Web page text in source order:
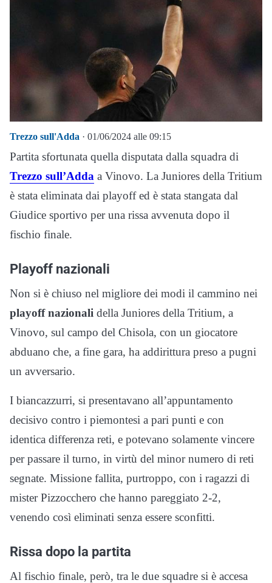
Trezzo sull'Adda · 01/06/2024 alle 09:15
Partita sfortunata quella disputata dalla squadra di
Trezzo sull’Adda a Vinovo. La Juniores della Tritium
è stata eliminata dai playoff ed è stata stangata dal
Giudice sportivo per una rissa avvenuta dopo il
fischio finale.
Playoff nazionali
Non si è chiuso nel migliore dei modi il cammino nei
playoff nazionali della Juniores della Tritium, a
Vinovo, sul campo del Chisola, con un giocatore
abduano che, a fine gara, ha addirittura preso a pugni
un avversario.
I biancazzurri, si presentavano all’appuntamento
decisivo contro i piemontesi a pari punti e con
identica differenza reti, e potevano solamente vincere
per passare il turno, in virtù del minor numero di reti
segnate. Missione fallita, purtroppo, con i ragazzi di
mister Pizzocchero che hanno pareggiato 2-2,
venendo così eliminati senza essere sconfitti.
Rissa dopo la partita
Al fischio finale, però, tra le due squadre si è accesa